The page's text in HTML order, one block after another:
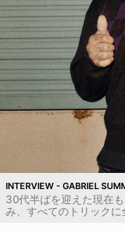
INTERVIEW - GABRIEL
30代半ばを迎えた現在
み、すべてのトリックに